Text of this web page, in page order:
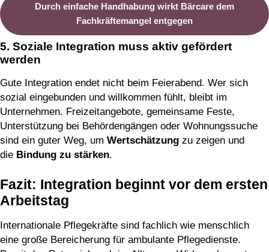
Durch einfache Handhabung wirkt Bärcare dem
Fachkräftemangel entgegen
5. Soziale Integration muss aktiv gefördert
werden
Gute Integration endet nicht beim Feierabend. Wer sich
sozial eingebunden und willkommen fühlt, bleibt im
Unternehmen. Freizeitangebote, gemeinsame Feste,
Unterstützung bei Behördengängen oder Wohnungssuche
sind ein guter Weg, um Wertschätzung zu zeigen und
die Bindung zu stärken.
Fazit: Integration beginnt vor dem ersten
Arbeitstag
Internationale Pflegekräfte sind fachlich wie menschlich
eine große Bereicherung für ambulante Pflegedienste.